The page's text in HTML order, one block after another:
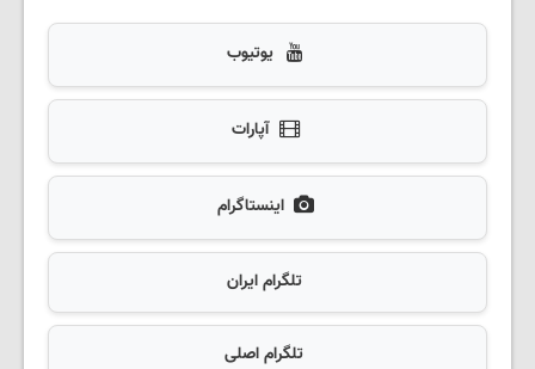
یوتیوب
آپارات
اینستاگرام
تلگرام ایران
تلگرام اصلی